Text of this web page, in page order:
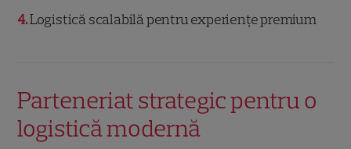
4 Logistică scalabilă pentru experiențe premium
Parteneriat strategic pentru o
logistică modernă